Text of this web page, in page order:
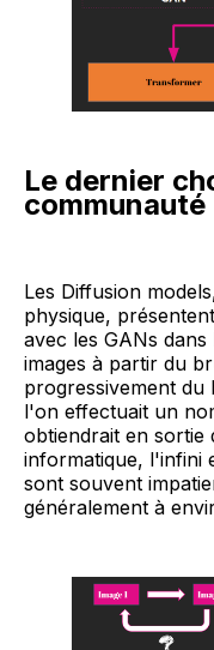
Le dernier
Les Diffusion
physique,
avec les GANs
images à partir du
progressivement du
l'on effectuait un
obtiendrait en sortie
informatique, l'infini
sont souvent
généralement à